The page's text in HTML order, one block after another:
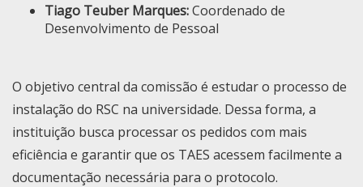
Tiago Teuber Marques:Coordenado de
Desenvolvimento de Pessoal
O objetivo central da comissão é estudar o processo de
instalação do RSC na universidade. Dessa forma, a
instituição busca processar os pedidos com mais
eficiência e garantir que os TAES acessem facilmente a
documentação necessária para o protocolo.